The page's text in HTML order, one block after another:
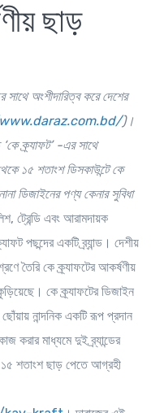
ছাড়
সাথে অংশীদারিত্ব করে দেশের
)।
‘কে ক্র্যাফট’ -এর সাথে
১৫ শতাংশ ডিসকাউন্টে কে
নানা ডিজাইনের পণ্য কেনার সুবিধা
ট্রেন্ডি এবং আরামদায়ক
পছন্দের একটি ব্র্যান্ড। দেশীয়
তৈরি কে ক্র্যাফটের আকর্ষণীয়
কে ক্র্যাফটের ডিজাইন
নান্দনিক একটি রূপ প্রদান
করার মাধ্যমে দুই ব্র্যান্ডের
শতাংশ ছাড় পেতে আগ্রহী